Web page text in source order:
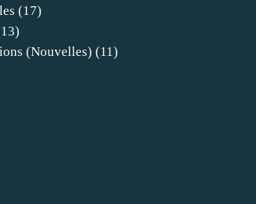
(17)
(nouvelles) (11)